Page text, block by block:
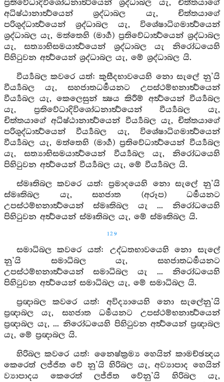
ප්‍රතිවේධාදිවිශෝධනාර්‍ත්‍ථයෙන් ශ්‍රද්ධාබල යැ, චිත්තයාගේ
අධිෂ්ඨානාර්‍ත්‍ථයෙන් ශ්‍රද්ධාබල යැ, චිත්තයාගේ
පරිශුද්ධාර්‍ත්‍ථයෙන් ශ්‍රද්ධාබල යැ, විශේෂාධිගමාර්‍ත්‍ථයෙන්
ශ්‍රද්ධාබල යැ, මත්තෙහි (මාර්‍ග) ප්‍රතිවේධාර්‍ත්‍ථයෙන් ශ්‍රද්ධාබල
යැ, සත්‍යාභිසමයාර්‍ත්‍ථයෙන් ශ්‍රද්ධාබල යැ නිරෝධයෙහි
පිහිටුවන අර්‍ත්‍ථයෙන් ශ්‍රද්ධාබල යැ, මේ ශ්‍රද්ධාබල යි.
වීර්‍ය්‍යබල කවරෙ යත්: කුසීදභාවයෙහි නො සැලේ නු’යි
වීර්‍ය්‍යබල යැ, සහජාතධර්‍මයනට උපස්ථම්භනාර්‍ත්‍ථයෙන්
වීර්‍ය්‍යබල යැ, කෙලෙසුන් ක්‍ෂය කිරීම් අර්‍ත්‍ථයෙන් වීර්‍ය්‍යබල
යැ, ප්‍රතිවේධාදිවිශෝධනාර්‍ත්‍ථයෙන් වීර්‍ය්‍යබල යැ,
චිත්තයාගේ අධිෂ්ඨානාර්‍ත්‍ථයෙන් වීර්‍ය්‍යබල යැ, චිත්තයාගේ
පරිශුද්ධාර්‍ත්‍ථයෙන් වීර්‍ය්‍යබල යැ, විශේෂාධිගමාර්‍ත්‍ථයෙන්
වීර්‍ය්‍යබල යැ, මත්තෙහි (මාර්‍ග) ප්‍රතිවේධාර්‍ත්‍ථයෙන් වීර්‍ය්‍යබල
යැ, සත්‍යාභිසමයාර්‍ත්‍ථයෙන් වීර්‍ය්‍යබල යැ, නිරෝධයෙහි
පිහිටුවන අර්‍ත්‍ථයෙන් වීර්‍ය්‍යබල යැ, මේ වීර්‍ය්‍යබල යි.
ස්මෘතිබල කවරෙ යත්: ප්‍රමාදයෙහි නො සැලේ නු’යි
ස්මෘතිබල යැ, සහජාත (අරූප) ධර්‍මයනට
උපස්ථම්භනාර්‍ත්‍ථයෙන් ස්මෘතිබල යැ ... නිරෝධයෙහි
පිහිටුවන අර්‍ත්‍ථයෙන් ස්මෘතිබල යැ, මේ ස්මෘතිබල යි.
129
සමාධිබල කවරෙ යත්: උද්ධතභාවයෙහි නො සැලේ
නු’යි සමාධිබල යැ, සහජාතධර්‍මයනට
උපස්ථම්භනාර්‍ත්‍ථයෙන් සමාධිබල යැ ... නිරෝධයෙහි
පිහිටුවන අර්‍ත්‍ථයෙන් සමාධිබල යැ, මේ සමාධිබල යි.
ප්‍රඥාබල කවරෙ යත්: අවිද්‍යායෙහි නො සැලේනු’යි
ප්‍රඥාබල යැ, සහජාත ධර්‍මයනට උපස්ථම්භනාර්‍ත්‍ථයෙන්
ප්‍රඥාබල යැ, ... නිරෝධයෙහි පිහිටුවන අර්‍ත්‍ථයෙන් ප්‍රඥාබල
යැ, මේ ප්‍රඥාබල යි.
හිරිබල කවරෙ යත්: නෛෂ්ක්‍රම්‍ය හෙයින් කාමච්ඡන්‍දය
කෙරෙත් ලජ්ජිත වේ නු’යි හිරිබල යැ, අව්‍යාපාද හෙයින්
ව්‍යාපාදය කෙරෙත් ලජ්ජිත වේනු’යි හිරිබල යැ,